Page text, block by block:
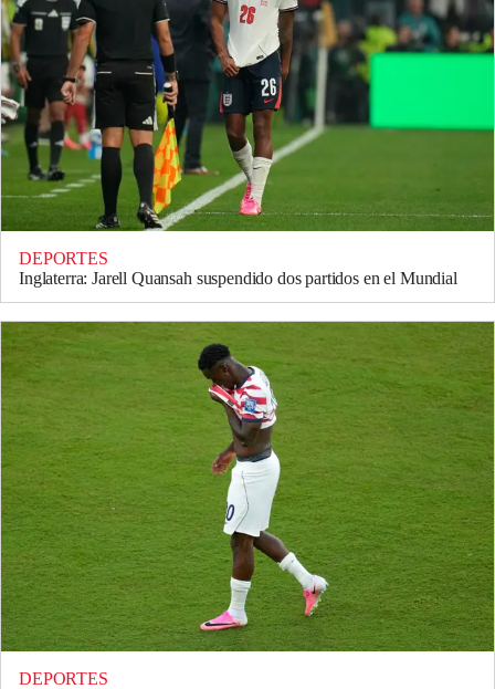
DEPORTES
Inglaterra: Jarell Quansah suspendido dos partidos en el Mundial
DEPORTES